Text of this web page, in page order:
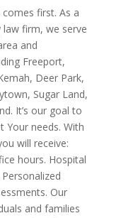
first. As a
firm, we serve
and
Freeport,
Deer Park,
Sugar Land,
It’s our goal to
Your needs. With
will receive:
hours. Hospital
Our
and families